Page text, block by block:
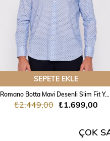
SEPETE EKLE
Romano Botta Mavi Desenli Slim Fit Yaka Düğmeli Pamuk Keten Karışımlı Gömlek
₺1.699,00
₺2.449,00
ÇOK